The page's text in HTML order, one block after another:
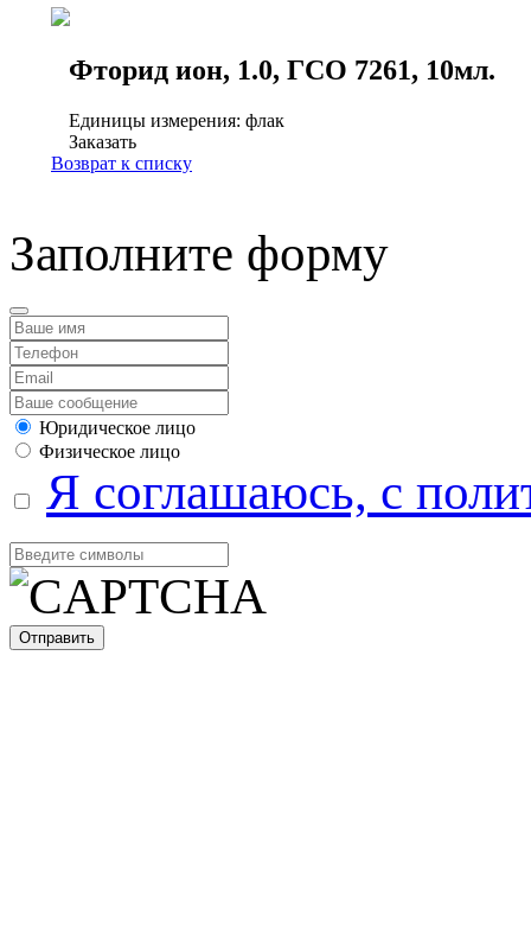
Фторид ион, 1.0, ГСО 7261, 10мл.
Единицы измерения: флак
Заказать
Возврат к списку
Заполните форму
Юридическое лицо
Физическое лицо
Я соглашаюсь, с